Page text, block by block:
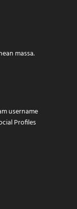
massa.
username
Profiles